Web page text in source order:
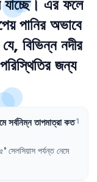
যাচ্ছে। এর ফলে
পানির অভাবে
যে, বিভিন্ন নদীর
পরিস্থিতির জন্য
সর্বনিম্নতাপমাত্রাকত1
সেলসিয়াস পর্যন্ত নেমে